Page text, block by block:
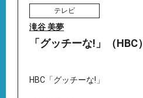
テレビ
滝谷 美夢
「グッチーな!」（HBC）
HBC「グッチーな!」